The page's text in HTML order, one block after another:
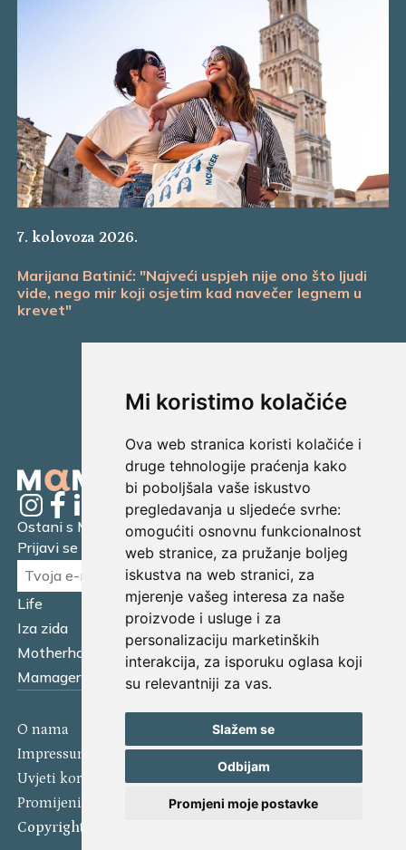
Mi koristimo kolačiće
Ova web stranica koristi kolačiće i
druge tehnologije praćenja kako
bi poboljšala vaše iskustvo
pregledavanja u sljedeće svrhe:
omogućiti osnovnu funkcionalnost
web stranice, za pružanje boljeg
iskustva na web stranici, za
mjerenje vašeg interesa za naše
proizvode i usluge i za
personalizaciju marketinških
interakcija, za isporuku oglasa koji
su relevantniji za vas.
Slažem se
Odbijam
Promjeni moje postavke
7. kolovoza 2026.
Marijana Batinić: "Najveći uspjeh nije ono što ljudi
vide, nego mir koji osjetim kad navečer legnem u
krevet"
Life
Financijska pismenost
Iza zida
Business
Motherhood
Tatager
Mamager Intervju
Multitasking kitchen
Ostani s Mamagerom
Prijavi se na naš newsletter.
Copyright 2025 Mamager
O nama
Kontakt
Impressum
Izjava o kolačićima
Uvjeti korištenja
Politika privatnosti
Promijeni postavke kolačića